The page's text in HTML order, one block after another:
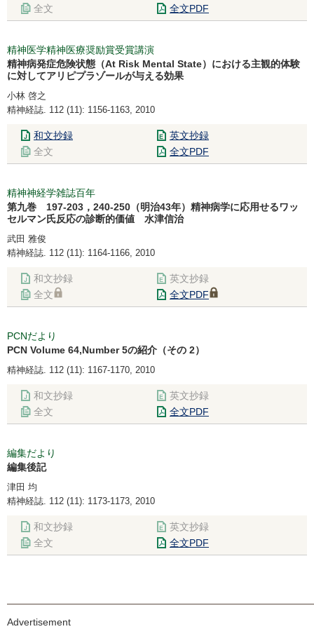
全文
全文PDF
精神医学精神医療奨励賞受賞講演
精神病発症危険状態（At Risk Mental State）における主観的体験
に対してアリピプラゾールが与える効果
小林 啓之
精神経誌. 112 (11): 1156-1163, 2010
和文抄録
英文抄録
全文
全文PDF
精神神経学雑誌百年
第九巻 197-203，240-250（明治43年）精神病学に応用せるワッ
セルマン氏反応の診断的価値 水津信治
武田 雅俊
精神経誌. 112 (11): 1164-1166, 2010
和文抄録
英文抄録
全文
全文PDF
PCNだより
PCN Volume 64,Number 5の紹介（その 2）
精神経誌. 112 (11): 1167-1170, 2010
和文抄録
英文抄録
全文
全文PDF
編集だより
編集後記
津田 均
精神経誌. 112 (11): 1173-1173, 2010
和文抄録
英文抄録
全文
全文PDF
Advertisement